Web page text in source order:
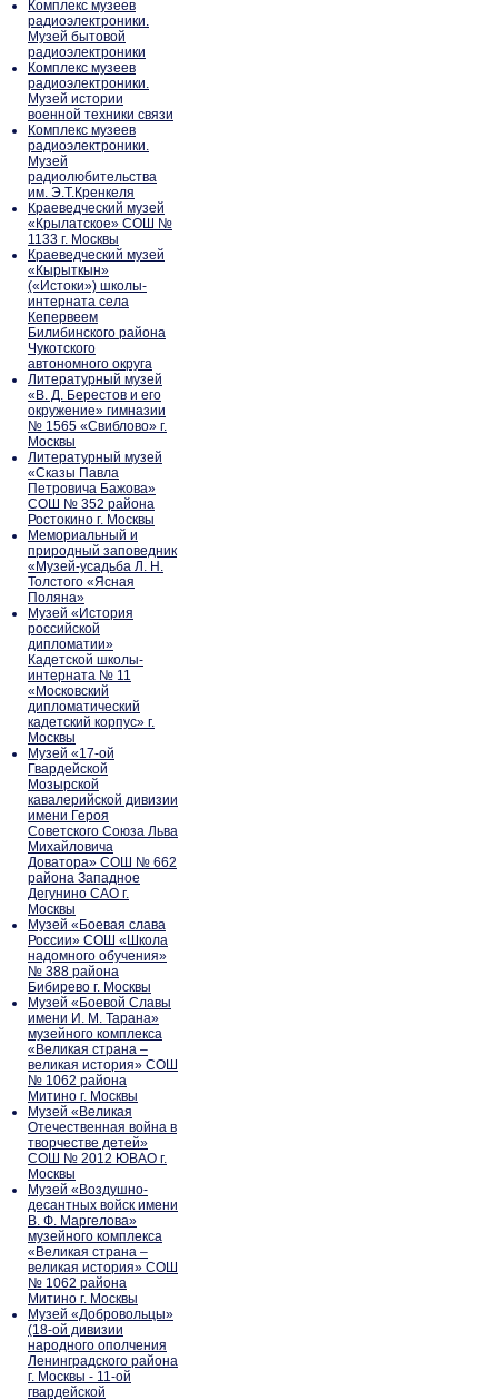
Комплекс музеев
радиоэлектроники.
Музей бытовой
радиоэлектроники
Комплекс музеев
радиоэлектроники.
Музей истории
военной техники связи
Комплекс музеев
радиоэлектроники.
Музей
радиолюбительства
им. Э.Т.Кренкеля
Краеведческий музей
«Крылатское» СОШ №
1133 г. Москвы
Краеведческий музей
«Кырыткын»
(«Истоки») школы-
интерната села
Кепервеем
Билибинского района
Чукотского
автономного округа
Литературный музей
«В. Д. Берестов и его
окружение» гимназии
№ 1565 «Свиблово» г.
Москвы
Литературный музей
«Сказы Павла
Петровича Бажова»
СОШ № 352 района
Ростокино г. Москвы
Мемориальный и
природный заповедник
«Музей-усадьба Л. Н.
Толстого «Ясная
Поляна»
Музей «История
российской
дипломатии»
Кадетской школы-
интерната № 11
«Московский
дипломатический
кадетский корпус» г.
Москвы
Музей «17-ой
Гвардейской
Мозырской
кавалерийской дивизии
имени Героя
Советского Союза Льва
Михайловича
Доватора» СОШ № 662
района Западное
Дегунино САО г.
Москвы
Музей «Боевая слава
России» СОШ «Школа
надомного обучения»
№ 388 района
Бибирево г. Москвы
Музей «Боевой Славы
имени И. М. Тарана»
музейного комплекса
«Великая страна –
великая история» СОШ
№ 1062 района
Митино г. Москвы
Музей «Великая
Отечественная война в
творчестве детей»
СОШ № 2012 ЮВАО г.
Москвы
Музей «Воздушно-
десантных войск имени
В. Ф. Маргелова»
музейного комплекса
«Великая страна –
великая история» СОШ
№ 1062 района
Митино г. Москвы
Музей «Добровольцы»
(18-ой дивизии
народного ополчения
Ленинградского района
г. Москвы - 11-ой
гвардейской